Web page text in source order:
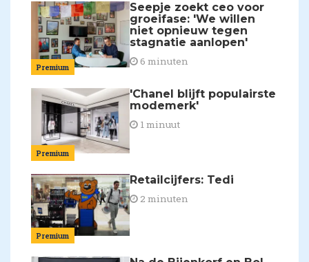
Premium
Seepje zoekt ceo voor
groeifase: 'We willen
niet opnieuw tegen
stagnatie aanlopen'
6 minuten
Premium
'Chanel blijft populairste
modemerk'
1 minuut
Premium
Retailcijfers: Tedi
2 minuten